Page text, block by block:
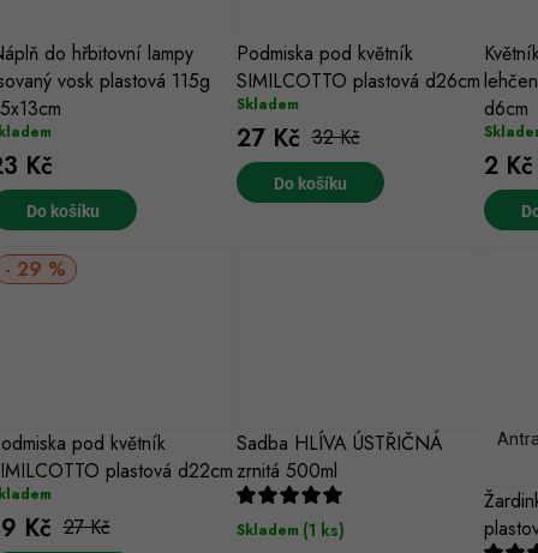
do hřbitovní lampy
vosk plastová 115g
Kč
Do košíku
Podmiska pod květník
SIMILCOTTO plastová d26cm
Skladem
27 Kč 32 Kč
Do košíku
d6cm
2 Kč
pod květník
plastová d22cm
29 %
Kč 27 Kč
Sadba HLÍVA ÚSTŘIČNÁ
zrnitá 500ml
Skladem (1 ks)